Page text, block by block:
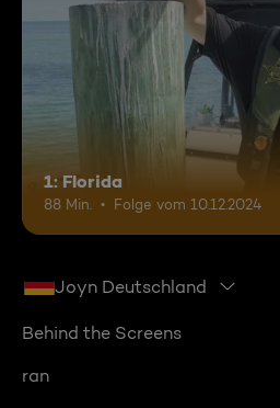
1: Florida
88 Min. Folge vom 10.12.2024
Joyn Deutschland
Behind the Screens
ran